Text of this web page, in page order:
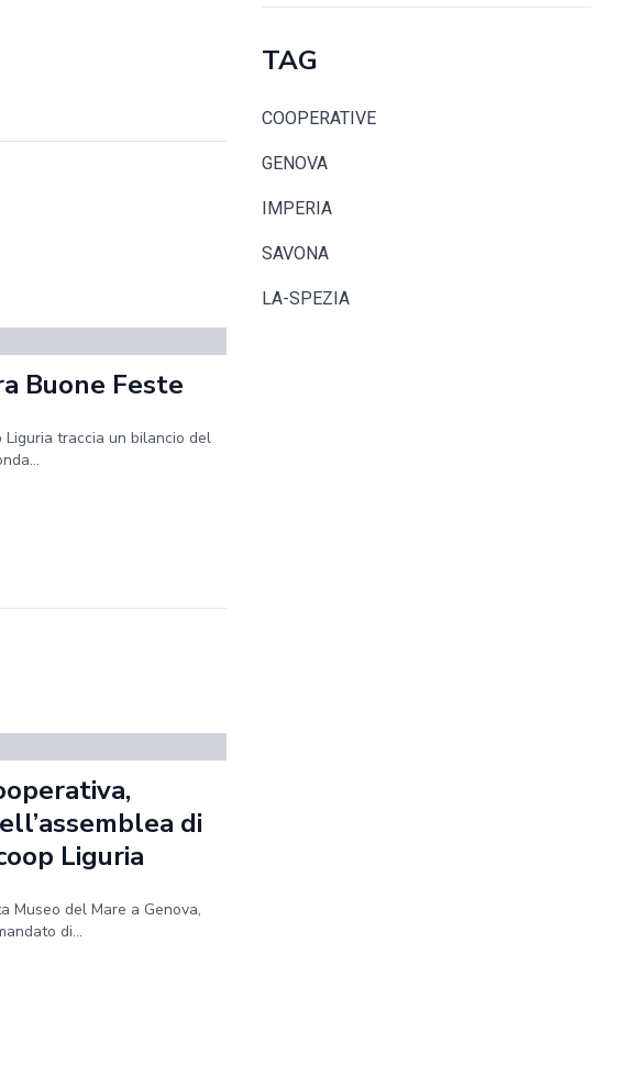
Buone Feste
Liguria traccia un bilancio del
di
Liguria
Museo del Mare a Genova,
di...
TAG
COOPERATIVE
GENOVA
IMPERIA
SAVONA
LA-SPEZIA